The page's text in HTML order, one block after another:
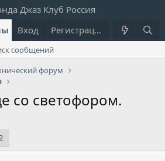
Что нового?
Вход Регистрация
сообщений
форум
со светофором.